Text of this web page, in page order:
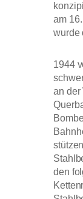
am
wurde
1944
an der
den